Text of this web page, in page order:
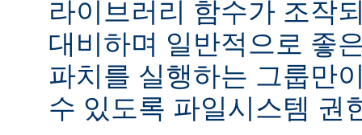
라이브러리 함수가 조작
대비하며 일반적으로 좋
파치를 실행하는 그룹만
수 있도록 파일시스템 권